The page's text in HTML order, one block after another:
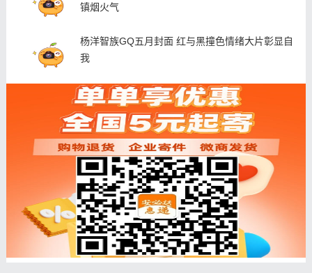
镇烟火气
杨洋智族GQ五月封面 红与黑撞色情绪大片彰显自
我